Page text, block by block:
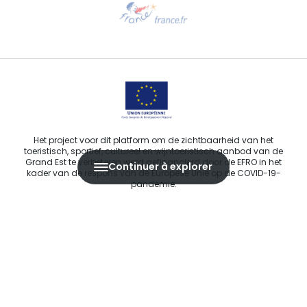
Continuer à explorer
Stuur ons een e-mail
Het project voor dit platform om de zichtbaarheid van het
toeristisch, sportief, cultureel en wijntoeristisch aanbod van de
Grand Est te verbeteren werd gefinancierd door de EFRO in het
kader van de respons van de Europese Unie op de COVID-19-
pandemie.